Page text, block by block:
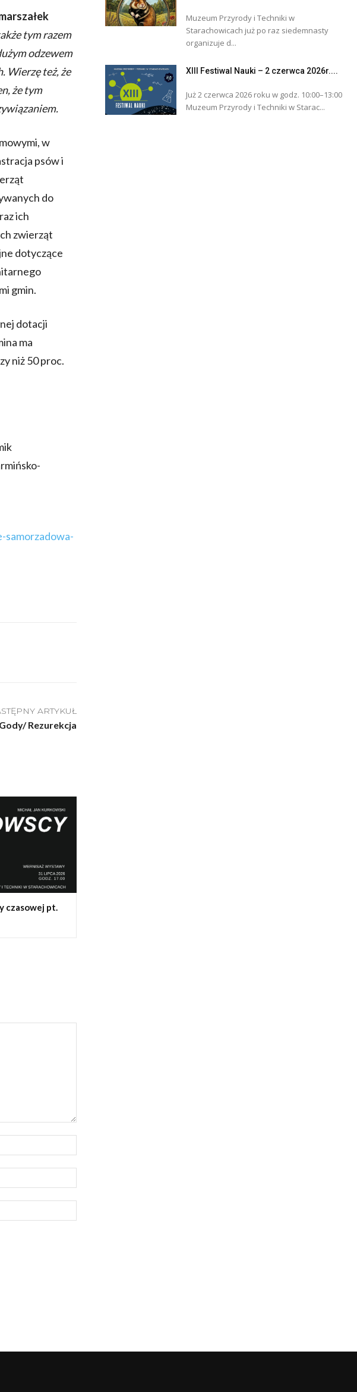
tym razem
odzewem
Wierzę też, że
że tym
w
psów i
do
ich
zwierząt
dotyczące
gmin.
dotacji
ma
niż 50 proc.
ARTYKUŁ
Rezurekcja
czasowej pt.
mail:*
Internetowa:
Muzeum Przyrody i Techniki w
Starachowicach już po raz siedemnasty
organizuje d...
XIII Festiwal Nauki – 2 czerwca 2026r....
Już 2 czerwca 2026 roku w godz. 10:00–13:00
Muzeum Przyrody i Techniki w Starac...